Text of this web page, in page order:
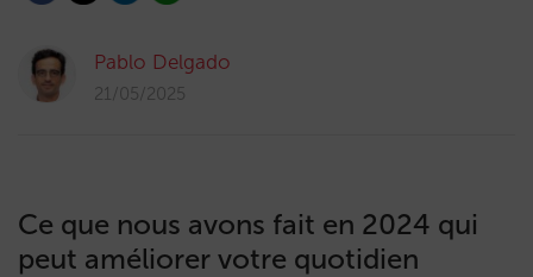
Pablo Delgado
21/05/2025
Ce que nous avons fait en 2024 qui
peut améliorer votre quotidien